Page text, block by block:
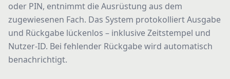
oder PIN, entnimmt die Ausrüstung aus dem
zugewiesenen Fach. Das System protokolliert Ausgabe
und Rückgabe lückenlos – inklusive Zeitstempel und
Nutzer-ID. Bei fehlender Rückgabe wird automatisch
benachrichtigt.